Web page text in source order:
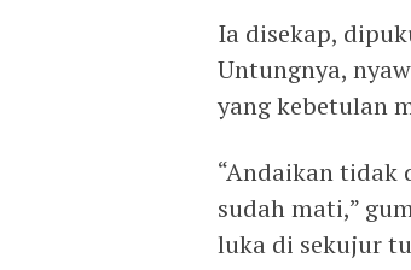
Ia disekap,
Untungnya,
yang kebetulan
“Andaikan tidak
sudah mati,”
luka di sekujur